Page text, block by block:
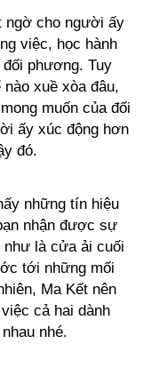
ngờ cho người ấy
việc, học hành
phương. Tuy
xuề xòa đâu,
muốn của đối
ấy xúc động hơn
đó.
những tín hiệu
nhận được sự
là cửa ải cuối
tới những mối
Ma Kết nên
cả hai dành
nhé.